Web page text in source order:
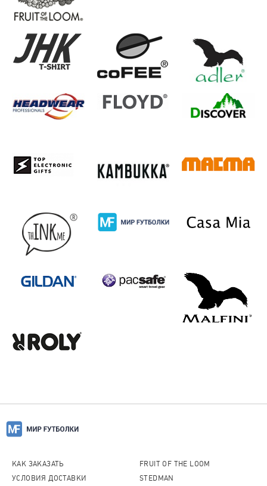
КАК ЗАКАЗАТЬ
УСЛОВИЯ ДОСТАВКИ
FRUIT OF THE LOOM
STEDMAN